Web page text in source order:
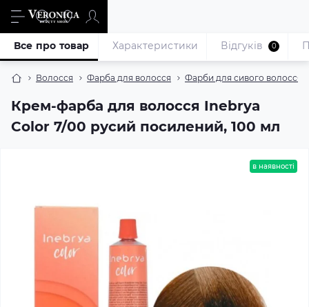
Волосся Фарба для волосся Фарби для сивого волосся
Крем-фарба для волосся Inebrya
Color 7/00 русий посилений, 100 мл
Все про товар Характеристики Відгуків 0
в наявності